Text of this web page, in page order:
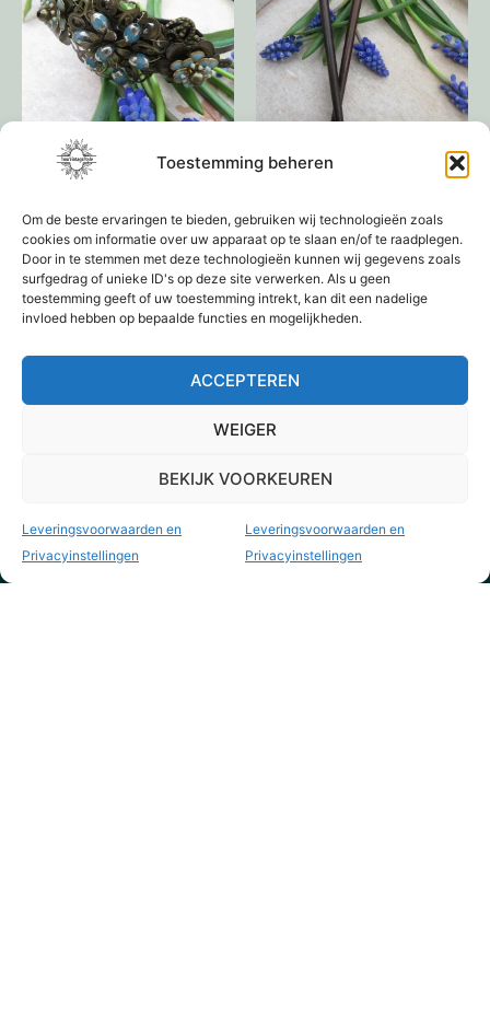
Toestemming beheren
Om de beste ervaringen te bieden, gebruiken wij technologieën zoals
cookies om informatie over uw apparaat op te slaan en/of te raadplegen.
Door in te stemmen met deze technologieën kunnen wij gegevens zoals
surfgedrag of unieke ID's op deze site verwerken. Als u geen
toestemming geeft of uw toestemming intrekt, kan dit een nadelige
invloed hebben op bepaalde functies en mogelijkheden.
ACCEPTEREN
WEIGER
BEKIJK VOORKEUREN
Leveringsvoorwaarden en
Privacyinstellingen
Leveringsvoorwaarden en
Privacyinstellingen
€39,95
Toevoegen aan
winkelwagen
€4,95
Toevoegen aan
winkelwagen
1 2 3 4 →